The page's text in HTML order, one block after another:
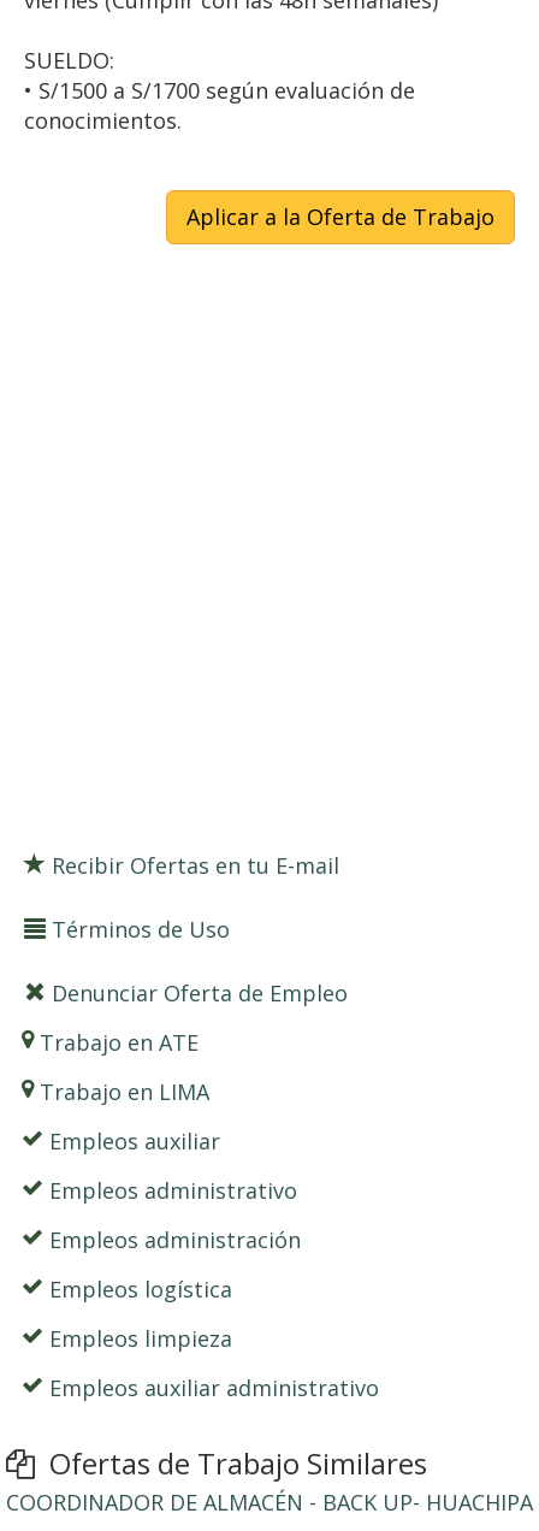
SUELDO:
• S/1500 a S/1700 según evaluación de
conocimientos.
Aplicar a la Oferta de Trabajo
Recibir Ofertas en tu E-mail
Términos de Uso
Denunciar Oferta de Empleo
Trabajo en ATE
Trabajo en LIMA
Empleos auxiliar
Empleos administrativo
Empleos administración
Empleos logística
Empleos limpieza
Empleos auxiliar administrativo
Ofertas de Trabajo Similares
COORDINADOR DE ALMACÉN - BACK UP- HUACHIPA